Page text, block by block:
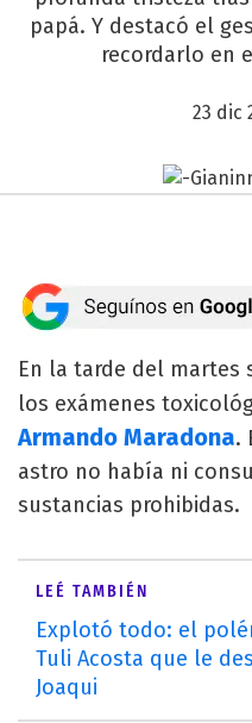
papá. Y destacó el
recordarlo en
23 dic
En la tarde del martes
los exámenes
Armando Maradona.
astro no había ni
sustancias prohibidas.
LEÉ TAMBIÉN
Explotó todo: el
Tuli Acosta que le
Joaqui